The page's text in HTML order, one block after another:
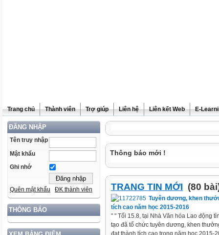
Trang chủ Thành viên Trợ giúp Liên hệ Liên kết Web E-
ĐĂNG NHẬP
Tên truy nhập
Mật khẩu
Ghi nhớ
Quên mật khẩu ĐK thành viên
THÔNG BÁO
Thông báo mới !
TRANG TIN MỚI (80
Tuyên dương, khen
tích cao năm học 2015-2016
" " Tối 15.8, tại Nhà Văn hóa Lao động
tạo đã tổ chức tuyên dương, khen
đạt thành tích cao trong năm học 2015-